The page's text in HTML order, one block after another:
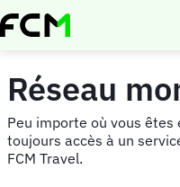
Aller
au
Réseau
Peu importe où vous êtes
toujours accès à un
FCM Travel.